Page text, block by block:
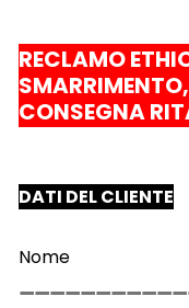
RECLAMO
CONSEGNA
DATI DEL CLIENTE
Nome